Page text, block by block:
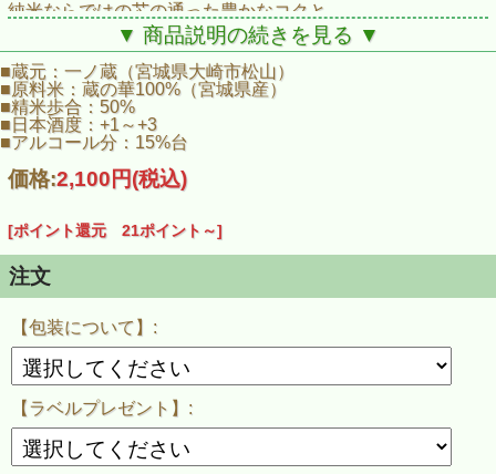
純米ならではの芯の通った豊かなコクと
芳醇な旨味に溢れる、
昔ながらの麹の香りのする数少ないお酒。
滑らかな口当たり、膨らむ旨味が一体となり、
充実した味わいを醸しています。
冷やから常温、お燗でも美味しく
幅広い温度体でお楽しみ頂けます。
この商品のラベルデザインはサイトウマサミツ氏
ト致します！
※ご注文時に選択して下さい。
発送までに３週間から４週間程お時間を頂戴致します。
正式な発送日につきましては、ご注文後に当店よりメールで
※ご決済方法を『銀行振込』でご選択いただいた場合は御入
金確認後から１～２週間後のお届けとなります。
※完全受注生産品の為、お届け日をご指定いただいても
指定日までのお届けが難しい場合が御座います。
▼ 商品説明の続きを見る ▼
■蔵元：一ノ蔵（宮城県大崎市松山）
■原料米：蔵の華100%（宮城県産）
■精米歩合：50%
■日本酒度：+1～+3
■アルコール分：15%台
価格:2,100円(税込)
[ポイント還元 21ポイント～]
注文
【包装について】:
【ラベルプレゼント】: